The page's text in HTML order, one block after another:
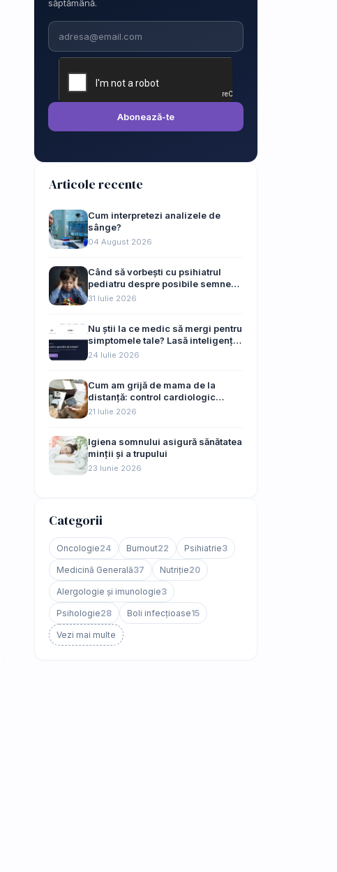
săptămână.
Email
Abonează-te
Articole recente
Cum interpretezi analizele de
sânge?
04 August 2026
Când să vorbești cu psihiatrul
pediatru despre posibile semne
de autism ale copilului tău
31 Iulie 2026
Nu știi la ce medic să mergi pentru
simptomele tale? Lasă inteligența
artificială să te ghideze
24 Iulie 2026
Cum am grijă de mama de la
distanță: control cardiologic
online, fără drumuri de 45 km
21 Iulie 2026
Igiena somnului asigură sănătatea
minții și a trupului
23 Iunie 2026
Categorii
Oncologie24 Burnout22 Psihiatrie3
Medicină Generală37 Nutriție20
Alergologie și imunologie3
Psihologie28 Boli infecțioase15
Vezi mai multe